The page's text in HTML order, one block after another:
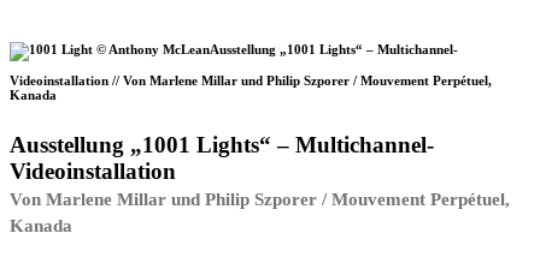
Ausstellung „1001 Lights“ – Multichannel-
Videoinstallation // Von Marlene Millar und Philip Szporer / Mouvement Perpétuel,
Kanada
Ausstellung „1001 Lights“ – Multichannel-
Videoinstallation
Von Marlene Millar und Philip Szporer / Mouvement Perpétuel,
Kanada